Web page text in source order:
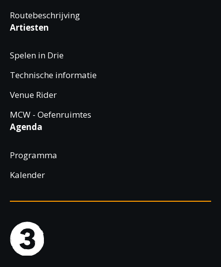
Routebeschrijving
Artiesten
Spelen in Drie
Technische informatie
Venue Rider
MCW - Oefenruimtes
Agenda
Programma
Kalender